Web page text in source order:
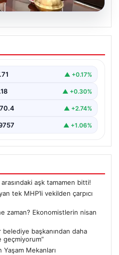
atmayan tek
paylaşım
▲ +0.17%
▲ +0.30%
▲ +2.74%
▲ +1.06%
aşk tamamen bitti!
tek MHP’li vekilden çarpıcı
zaman? Ekonomistlerin nisan
başkanından daha
geçmiyorum”
Mekanları